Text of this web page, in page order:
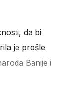
da bi
je prošle
Banije i